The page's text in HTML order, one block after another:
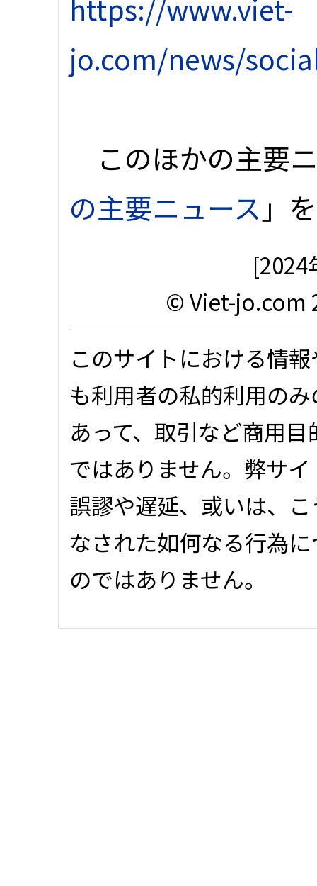
https://www.viet-
jo.com/news/
このほかの主要
の主要ニュース 」
[2024
© Viet-jo.com
このサイトにおける情
も利用者の私的利用の
あって、取引など商用
ではありません。弊サ
誤謬や遅延、或いは、
なされた如何なる行為
のではありません。